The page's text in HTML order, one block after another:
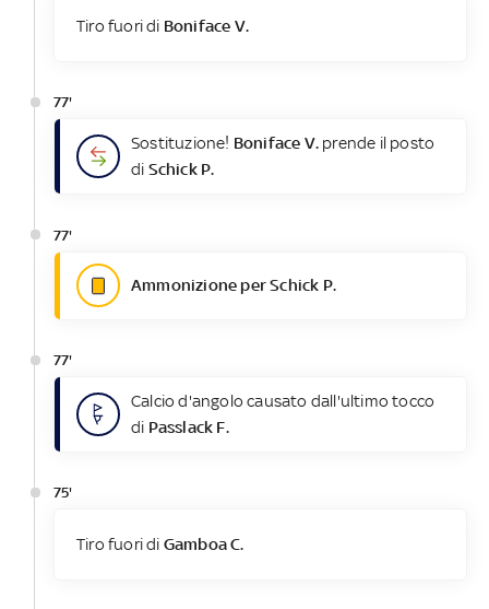
Tiro fuori di Boniface V.
77'
Sostituzione! Boniface V. prende il posto
di Schick P.
77'
Ammonizione per Schick P.
77'
Calcio d'angolo causato dall'ultimo tocco
di Passlack F.
75'
Tiro fuori di Gamboa C.